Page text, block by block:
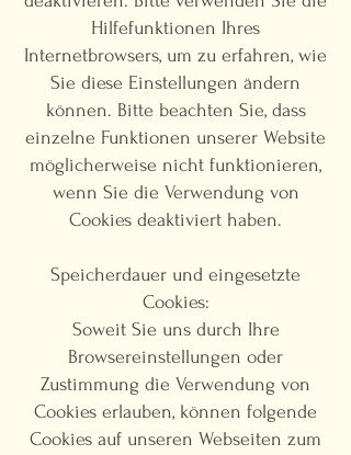
Hilfefunktionen Ihres
Internetbrowsers, um zu erfahren, wie
Sie diese Einstellungen ändern
können. Bitte beachten Sie, dass
einzelne Funktionen unserer Website
möglicherweise nicht funktionieren,
wenn Sie die Verwendung von
Cookies deaktiviert haben.
Speicherdauer und eingesetzte
Cookies:
Soweit Sie uns durch Ihre
Browsereinstellungen oder
Zustimmung die Verwendung von
Cookies erlauben, können folgende
Cookies auf unseren Webseiten zum